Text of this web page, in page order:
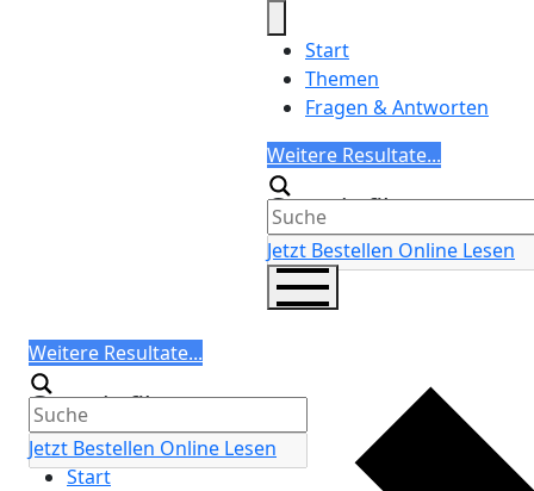
Start
Themen
Fragen & Antworten
Search
Weitere Resultate...
Generic filters
Jetzt Bestellen Online Lesen
Search
Weitere Resultate...
Generic filters
Jetzt Bestellen Online Lesen
Start